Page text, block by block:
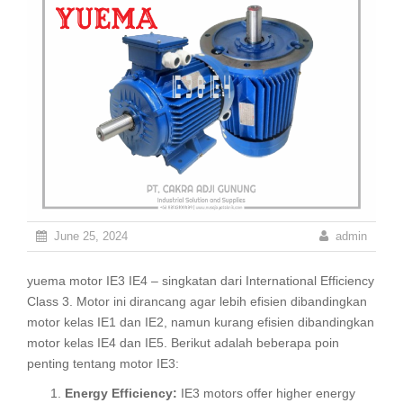
June 25, 2024 admin
yuema motor IE3 IE4 – singkatan dari International Efficiency
Class 3. Motor ini dirancang agar lebih efisien dibandingkan
motor kelas IE1 dan IE2, namun kurang efisien dibandingkan
motor kelas IE4 dan IE5. Berikut adalah beberapa poin
penting tentang motor IE3:
Energy Efficiency: IE3 motors offer higher energy